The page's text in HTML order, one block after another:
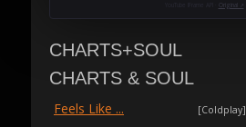
Original ↗
CHARTS+SOUL
CHARTS & SOUL
Feels Like ... [Coldplay]